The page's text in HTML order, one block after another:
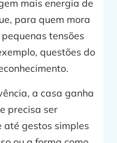
mais energia de
para quem mora
tensões
questões do
a casa ganha
precisa ser
até gestos simples